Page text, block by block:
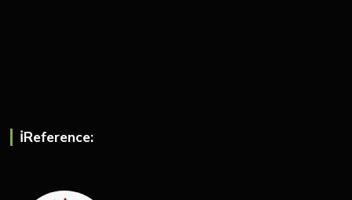
ℹ︎Reference: